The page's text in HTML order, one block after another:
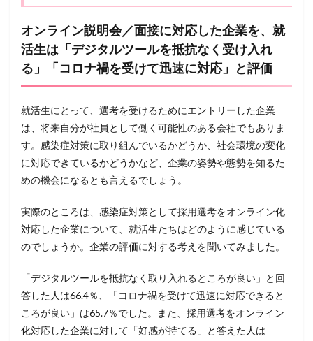
オンライン説明会／面接に対応した企業を、就
活生は「デジタルツールを抵抗なく受け入れ
る」「コロナ禍を受けて迅速に対応」と評価
就活生にとって、選考を受けるためにエントリーした企業
は、将来自分が社員として働く可能性のある会社でもありま
す。感染症対策に取り組んでいるかどうか、社会環境の変化
に対応できているかどうかなど、企業の姿勢や態勢を知るた
めの機会になるとも言えるでしょう。
実際のところは、感染症対策として採用選考をオンライン化
対応した企業について、就活生たちはどのように感じている
のでしょうか。企業の評価に対する考えを聞いてみました。
「デジタルツールを抵抗なく取り入れるところが良い」と回
答した人は66.4％、「コロナ禍を受けて迅速に対応できると
ころが良い」は65.7％でした。また、採用選考をオンライン
化対応した企業に対して「好感が持てる」と答えた人は